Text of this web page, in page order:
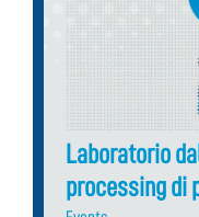
Laboratorio
processing di